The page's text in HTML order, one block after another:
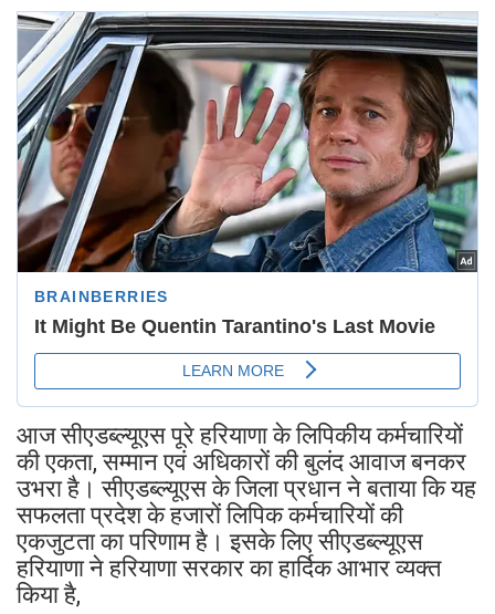
आज सीएडब्ल्यूएस पूरे हरियाणा के लिपिकीय कर्मचारियों
की एकता, सम्मान एवं अधिकारों की बुलंद आवाज बनकर
उभरा है। सीएडब्ल्यूएस के जिला प्रधान ने बताया कि यह
सफलता प्रदेश के हजारों लिपिक कर्मचारियों की
एकजुटता का परिणाम है। इसके लिए सीएडब्ल्यूएस
हरियाणा ने हरियाणा सरकार का हार्दिक आभार व्यक्त
किया है,